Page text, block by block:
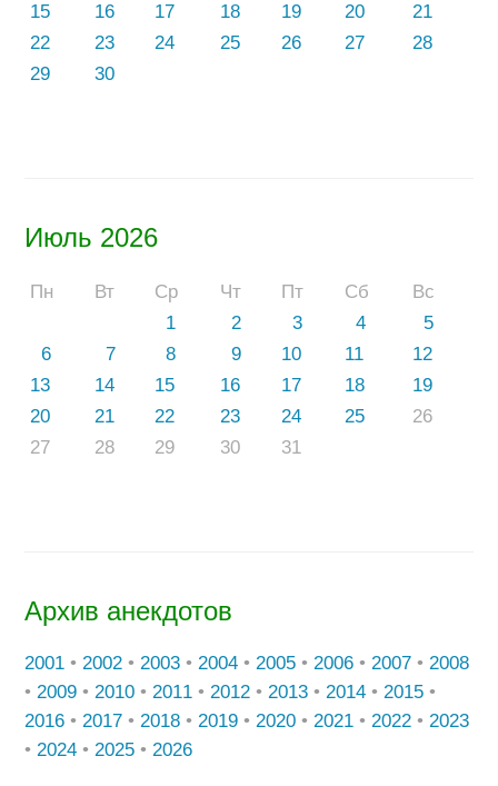
15
16 17 18 19 20
21
22
23 24 25 26 27
28
29
30
Июль 2026
Пн Вт Ср Чт Пт Сб
Вс
1
2 3 4
5
6
7 8 9 10 11
12
13
14 15 16 17 18
19
20
21 22 23 24 25
26
27
28 29 30 31
Архив анекдотов
2001 • 2002 • 2003 • 2004 • 2005 • 2006 • 2007 • 2008
• 2009 • 2010 • 2011 • 2012 • 2013 • 2014 • 2015 •
2016 • 2017 • 2018 • 2019 • 2020 • 2021 • 2022 • 2023
• 2024 • 2025 • 2026